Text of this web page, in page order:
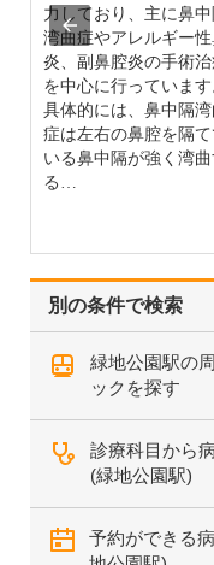
別の条件で検索
緑地公園駅の
ックを探す
診療科目から
(緑地公園駅)
予約ができる
力しており、主に鼻中
湾曲症やアレルギー
炎、副鼻腔炎の手術治
を中心に行っています
具体的には、鼻中隔湾
症は左右の鼻腔を隔て
いる鼻中隔が強く湾曲
る…